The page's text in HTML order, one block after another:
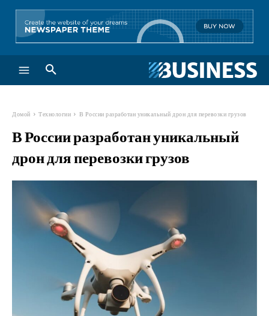
Домой Технологии В России разработан уникальный дрон для перевозки грузов
В России разработан уникальный
дрон для перевозки грузов